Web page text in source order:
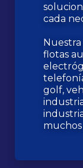
cada
flotas
golf,
muchos